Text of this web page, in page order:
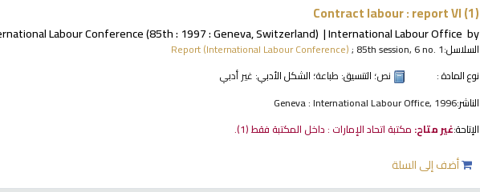
Contract labour : report VI (1)
by
International Labour Office
Labour Conference(85th : 1997 : Geneva, Switzerland)
السلاسل: Report (International Labour Conference); 85th session, 6 no. 1
نوع المادة :
نص؛ التنسيق: طباعة؛ الشكل الأدبي: غير أدبي
الناشر:Geneva : International Labour Office, 1996
الإتاحة:غير متاح: مكتبة اتحاد الإمارات : داخل المكتبة فقط(1).
أضف إلى السلة